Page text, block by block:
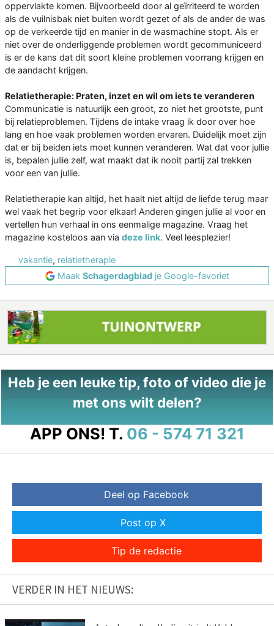
oppervlakte komen. Bijvoorbeeld door al geïrriteerd te worden
als de vuilnisbak niet buiten wordt gezet of als de ander de was
op de verkeerde tijd en manier in de wasmachine stopt. Als er
niet over de onderliggende problemen wordt gecommuniceerd
is er de kans dat dit soort kleine problemen voorrang krijgen en
de aandacht krijgen.
Relatietherapie: Praten, inzet en wil om iets te veranderen
Communicatie is natuurlijk een groot, zo niet het grootste, punt
bij relatieproblemen. Tijdens de intake vraag ik door over hoe
lang en hoe vaak problemen worden ervaren. Duidelijk moet zijn
dat er bij beiden iets moet kunnen veranderen. Wat dat voor jullie
is, bepalen jullie zelf, wat maakt dat ik nooit partij zal trekken
voor een van jullie.
Relatietherapie kan altijd, het haalt niet altijd de liefde terug maar
wel vaak het begrip voor elkaar! Anderen gingen jullie al voor en
vertellen hun verhaal in ons eenmalige magazine. Vraag het
magazine kosteloos aan via deze link. Veel leesplezier!
vakantie, relatietherapie
Maak Schagerdagbladje Google-favoriet
Heb je een leuke tip, foto of video die je
met ons wilt delen?
APP ONS! T. 06 - 574 71 321
Deel op Facebook
Post op X
Tip de redactie
VERDER IN HET NIEUWS: